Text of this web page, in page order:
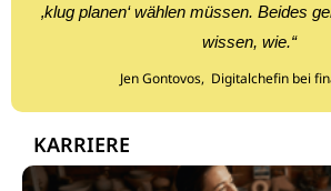
‚klug planen‘ wählen müssen. Beides
wissen, wie.“
Jen Gontovos, Digitalchefin bei
KARRIERE